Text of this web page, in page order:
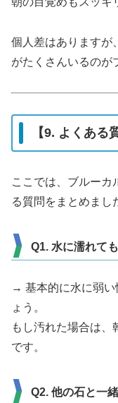
個人差はありますが、
がたくさんいるのが
【9. よくある
ここでは、ブルーカ
る質問をまとめまし
Q1. 水に濡れて
→ 基本的に水に弱い
ょう。
もし汚れた場合は、
です。
Q2. 他の石と一